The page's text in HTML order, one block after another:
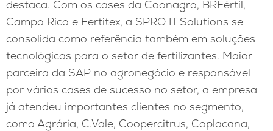
destaca. Com os cases da Coonagro, BRFértil,
Campo Rico e Fertitex, a SPRO IT Solutions se
consolida como referência também em soluções
tecnológicas para o setor de fertilizantes. Maior
parceira da SAP no agronegócio e responsável
por vários cases de sucesso no setor, a empresa
já atendeu importantes clientes no segmento,
como Agrária, C.Vale, Coopercitrus, Coplacana,